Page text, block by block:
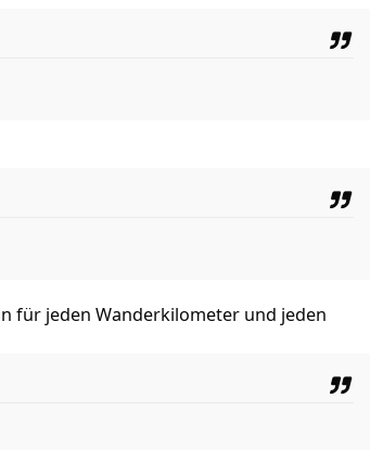
für jeden Wanderkilometer und jeden